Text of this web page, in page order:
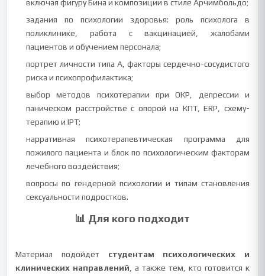
включая фигуру Бина и композиции в стиле Арчимбольдо;
задания по психологии здоровья: роль психолога в
поликлинике, работа с вакцинацией, жалобами
пациентов и обучением персонала;
портрет личности типа А, факторы сердечно-сосудистого
риска и психопрофилактика;
выбор методов психотерапии при ОКР, депрессии и
паническом расстройстве с опорой на КПТ, ERP, схему-
терапию и IPT;
нарративная психотерапевтическая программа для
пожилого пациента и блок по психологическим факторам
лечебного воздействия;
вопросы по гендерной психологии и типам становления
сексуальности подростков.
📊 Для кого подходит
Материал подойдет студентам психологических и
клинических направлений , а также тем, кто готовится к